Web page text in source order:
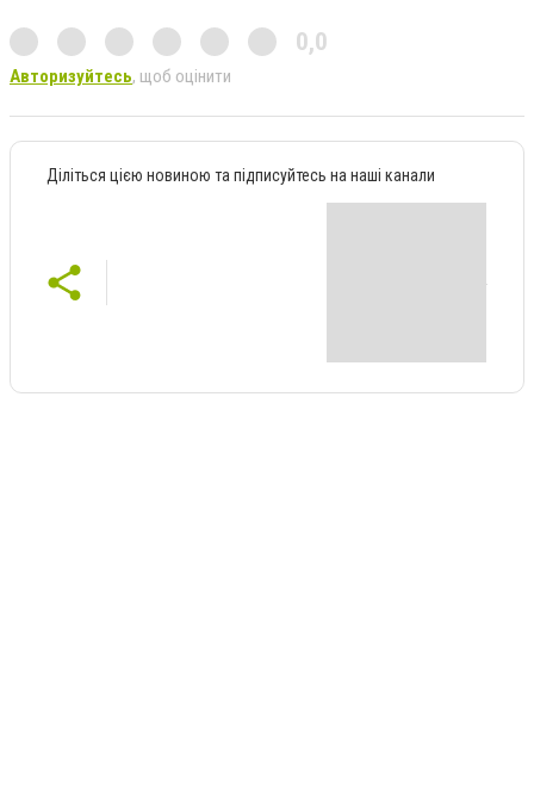
0,0
Авторизуйтесь, щоб оцінити
Діліться цією новиною та підписуйтесь на наші канали